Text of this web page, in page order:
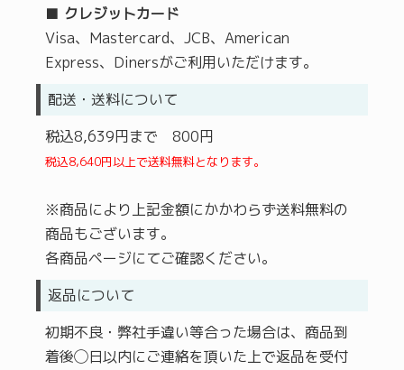
■ クレジットカード
Visa、Mastercard、JCB、American
Express、Dinersがご利用いただけます。
配送・送料について
税込8,639円まで 800円
税込8,640円以上で送料無料となります。
※商品により上記金額にかかわらず送料無料の
商品もございます。
各商品ページにてご確認ください。
返品について
初期不良・弊社手違い等合った場合は、商品到
着後◯日以内にご連絡を頂いた上で返品を受付